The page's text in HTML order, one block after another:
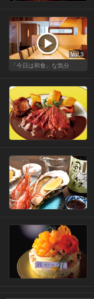
Vol.3
「今日は和食」な気分